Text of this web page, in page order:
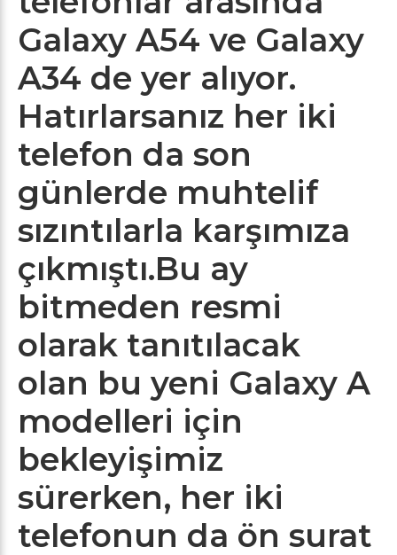
Galaxy A54 ve Galaxy
A34 de yer alıyor.
Hatırlarsanız her iki
telefon da son
günlerde muhtelif
sızıntılarla karşımıza
çıkmıştı.Bu ay
bitmeden resmi
olarak tanıtılacak
olan bu yeni Galaxy A
modelleri için
bekleyişimiz
sürerken, her iki
telefonun da ön surat